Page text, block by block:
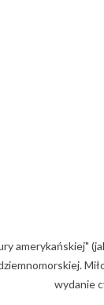
amerykańskiej"
wydanie